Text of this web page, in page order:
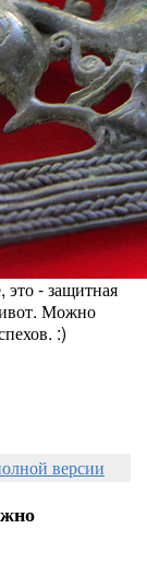
это - защитная
Можно
:)
версии